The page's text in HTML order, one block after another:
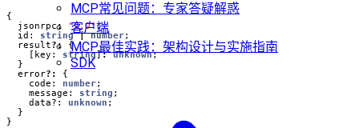
MCP常见问题：专家答疑解惑
客户端
MCP最佳实践：架构设计与实施指南
SDK
{
jsonrpc: "2.0";
id : string | number;
result?:
{
[ key : string]: unknown;
}
error?:
{
code : number;
message : string ;
data? : unknown ;
}
}